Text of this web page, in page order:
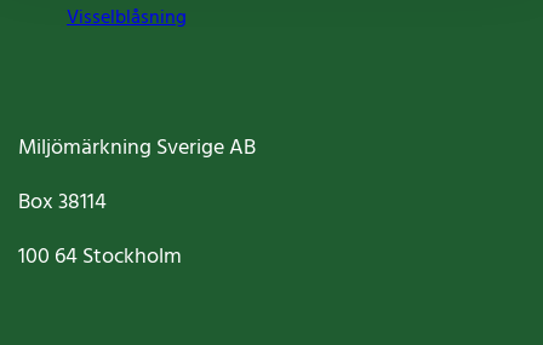
Visselblåsning
Miljömärkning Sverige AB
Box38114
100 64Stockholm